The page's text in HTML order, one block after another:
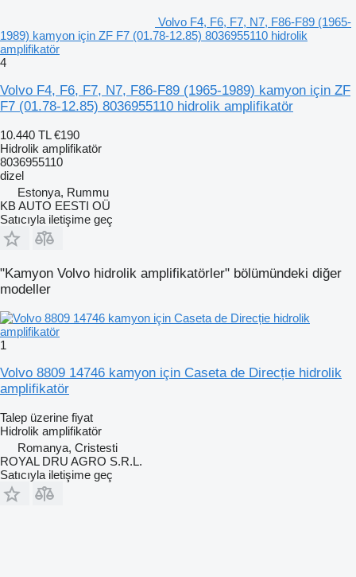
Volvo F4, F6, F7, N7, F86-F89 (1965-
1989) kamyon için ZF F7 (01.78-12.85) 8036955110 hidrolik
amplifikatör
4
Volvo F4, F6, F7, N7, F86-F89 (1965-1989) kamyon için ZF
F7 (01.78-12.85) 8036955110 hidrolik amplifikatör
10.440 TL €190
Hidrolik amplifikatör
8036955110
dizel
Estonya, Rummu
KB AUTO EESTI OÜ
Satıcıyla iletişime geç
"Kamyon Volvo hidrolik amplifikatörler" bölümündeki diğer
modeller
1
Volvo 8809 14746 kamyon için Caseta de Direcție hidrolik
amplifikatör
Talep üzerine fiyat
Hidrolik amplifikatör
Romanya, Cristesti
ROYAL DRU AGRO S.R.L.
Satıcıyla iletişime geç